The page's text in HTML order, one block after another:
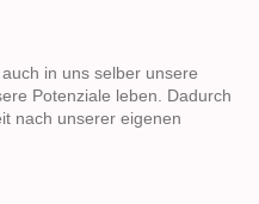
in uns selber unsere
Potenziale leben. Dadurch
nach unserer eigenen